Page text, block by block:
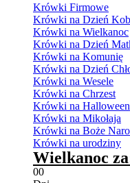
Krówki Firmowe
Krówki na Dzień
Krówki na Wielkanoc
Krówki na Dzień
Krówki na Komunię
Krówki na Dzień
Krówki na Wesele
Krówki na Chrzest
Krówki na Halloween
Krówki na Mikołaja
Krówki na Boże
Krówki na urodziny
Wielkanoc
00